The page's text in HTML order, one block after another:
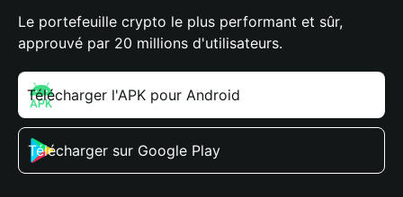
Le portefeuille crypto le plus performant et sûr,
approuvé par 20 millions d'utilisateurs.
Télécharger l'APK pour Android
Télécharger sur Google Play